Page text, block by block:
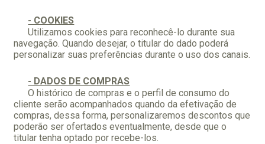
- COOKIES
Utilizamos cookies para reconhecê-lo durante sua
navegação. Quando desejar, o titular do dado poderá
personalizar suas preferências durante o uso dos canais.
- DADOS DE COMPRAS
O histórico de compras e o perfil de consumo do
cliente serão acompanhados quando da efetivação de
compras, dessa forma, personalizaremos descontos que
poderão ser ofertados eventualmente, desde que o
titular tenha optado por recebe-los.